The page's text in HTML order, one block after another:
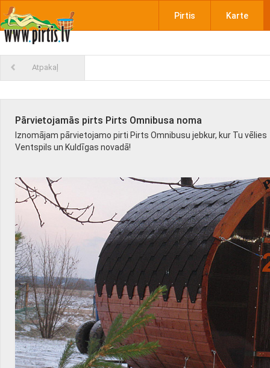
Pirtis Karte
Atpakaļ
Pārvietojamās pirts Pirts Omnibusa noma
Iznomājam pārvietojamo pirti Pirts Omnibusu jebkur, kur Tu vēlies
Ventspils un Kuldīgas novadā!